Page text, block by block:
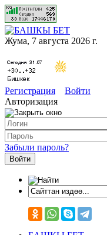
Жума, 7 августа 2026 г.
Регистрация
Войти
Авторизация
Забыли пароль?